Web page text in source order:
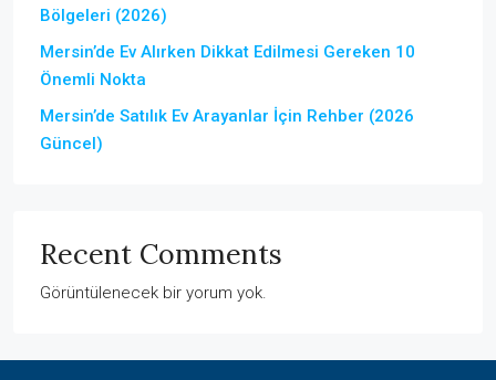
Bölgeleri (2026)
Mersin’de Ev Alırken Dikkat Edilmesi Gereken 10
Önemli Nokta
Mersin’de Satılık Ev Arayanlar İçin Rehber (2026
Güncel)
Recent Comments
Görüntülenecek bir yorum yok.